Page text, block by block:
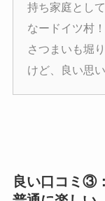
持ち家庭とし
なードイツ村！
さつまいも堀
けど、良い思
良い口コミ③